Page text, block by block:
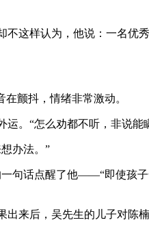
这样认为，他说：一名优
颤抖，情绪非常激动。
。“怎么劝都不听，非说能
办法。”
话点醒了他——“即使孩
后，吴先生的儿子对陈